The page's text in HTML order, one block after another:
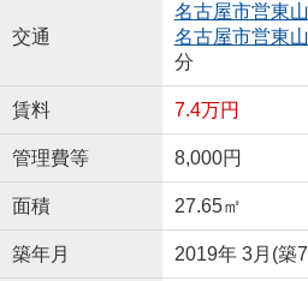
交通
名古屋市営東
名古屋市営東
分
賃料 7.4万円
管理費等 8,000円
面積 27.65㎡
築年月 2019年 3月(築